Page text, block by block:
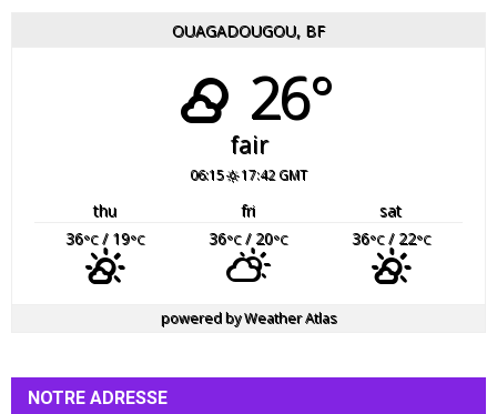
OUAGADOUGOU, BF
26°
fair
06:15 17:42 GMT
thu fri
sat
36°C/ 19°C 36°C/ 20°C 36°C/ 22°C
powered byWeather Atlas
NOTRE ADRESSE